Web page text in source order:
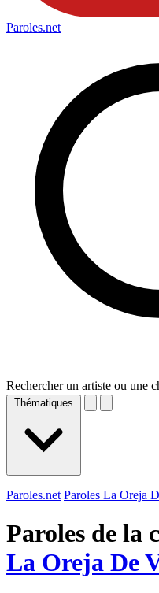
Paroles.net
Rechercher un artiste ou une
Thématiques
Paroles.net Paroles La Oreja
Paroles de la
La Oreja De